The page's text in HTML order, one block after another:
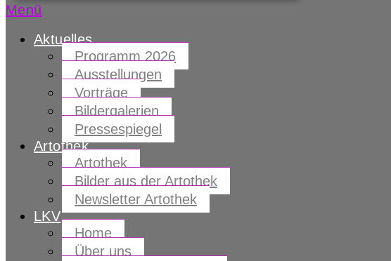
Menü
Aktuelles
Programm 2026
Ausstellungen
Vorträge
Bildergalerien
Pressespiegel
Artothek
Artothek
Bilder aus der Artothek
Newsletter Artothek
LKV
Home
Über uns